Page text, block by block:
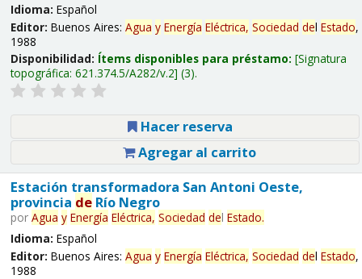
Idioma: Español
Editor: Buenos Aires: Agua y Energía Eléctrica, Sociedad del Estado,
1988
Disponibilidad: Ítems disponibles para préstamo: Signatura
topográfica: 621.374.5/A282/v.2 (3).
Hacer reserva
Agregar al carrito
Estación transformadora San Antoni Oeste,
provincia deRío Negro
por Agua y Energía Eléctrica, Sociedad del Estado.
Idioma: Español
Editor: Buenos Aires: Agua y Energía Eléctrica, Sociedad del Estado,
1988